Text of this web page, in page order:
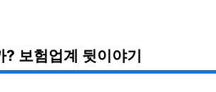
? 보험업계 뒷이야기